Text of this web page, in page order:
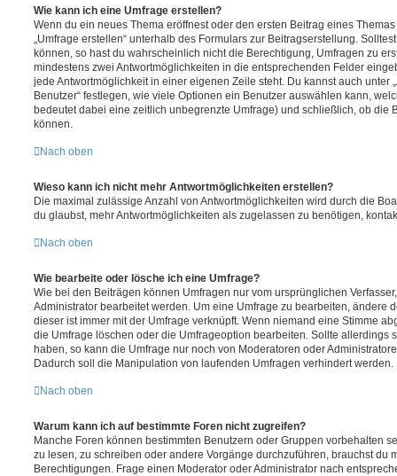
Wie kann ich eine Umfrage erstellen?
Wenn du ein neues Thema eröffnest oder den ersten Beitrag eines
„Umfrage erstellen“ unterhalb des Formulars zur Beitragserstellung.
können, so hast du wahrscheinlich nicht die Berechtigung, Umfragen zu
mindestens zwei Antwortmöglichkeiten in die entsprechenden Felder
jede Antwortmöglichkeit in einer eigenen Zeile steht. Du kannst auch unter
Benutzer“ festlegen, wie viele Optionen ein Benutzer auswählen kann,
bedeutet dabei eine zeitlich unbegrenzte Umfrage) und schließlich, ob die
können.
Nach oben
Wieso kann ich nicht mehr Antwortmöglichkeiten erstellen?
Die maximal zulässige Anzahl von Antwortmöglichkeiten wird durch die
du glaubst, mehr Antwortmöglichkeiten als zugelassen zu benötigen,
Nach oben
Wie bearbeite oder lösche ich eine Umfrage?
Wie bei den Beiträgen können Umfragen nur vom ursprünglichen
Administrator bearbeitet werden. Um eine Umfrage zu bearbeiten, ändere
dieser ist immer mit der Umfrage verknüpft. Wenn niemand eine Stimme
die Umfrage löschen oder die Umfrageoption bearbeiten. Sollte allerdings
haben, so kann die Umfrage nur noch von Moderatoren oder
Dadurch soll die Manipulation von laufenden Umfragen verhindert werden.
Nach oben
Warum kann ich auf bestimmte Foren nicht zugreifen?
Manche Foren können bestimmten Benutzern oder Gruppen vorbehalten
zu lesen, zu schreiben oder andere Vorgänge durchzuführen, brauchst du
Berechtigungen. Frage einen Moderator oder Administrator nach